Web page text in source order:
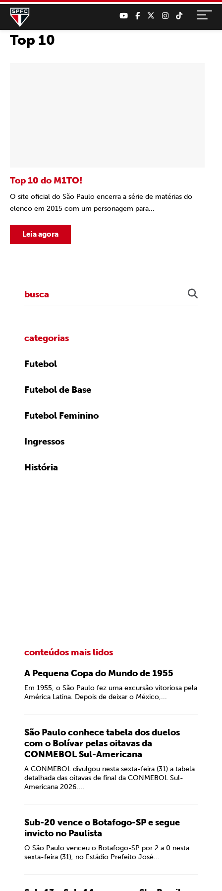
Top 10
Top 10 do M1TO!
O site oficial do São Paulo encerra a série de matérias do
elenco em 2015 com um personagem para...
Leia agora
categorias
Futebol
Futebol de Base
Futebol Feminino
Ingressos
História
conteúdos mais lidos
A Pequena Copa do Mundo de 1955
Em 1955, o São Paulo fez uma excursão vitoriosa pela
América Latina. Depois de deixar o México,...
São Paulo conhece tabela dos duelos
com o Bolívar pelas oitavas da
CONMEBOL Sul-Americana
A CONMEBOL divulgou nesta sexta-feira (31) a tabela
detalhada das oitavas de final da CONMEBOL Sul-
Americana 2026....
Sub-20 vence o Botafogo-SP e segue
invicto no Paulista
O São Paulo venceu o Botafogo-SP por 2 a 0 nesta
sexta-feira (31), no Estádio Prefeito José...